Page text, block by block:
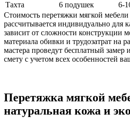
Тахта
6 подушек 6-
Стоимость перетяжки мягкой
рассчитывается индивидуально для
зависит от сложности конструкции
материала обивки и трудозатрат на
мастера проведут бесплатный замер
смету с учетом всех особенностей
Перетяжка мягкой
натуральная кожа и